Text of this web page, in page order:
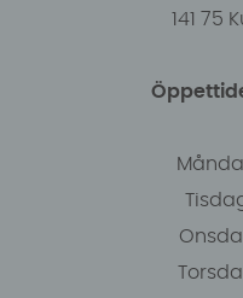
141 75